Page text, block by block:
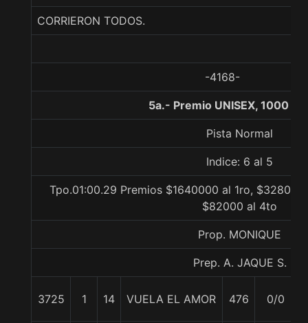
CORRIERON TODOS.
-4168-
5a.- Premio UNISEX, 1000
Pista Normal
Indice: 6 al 5
Tpo.01:00.29 Premios $1640000 al 1ro,
$82000 al 4to
Prop. MONIQUE
Prep. A. JAQUE S.
3725 1 14 VUELA EL AMOR 476 0/0